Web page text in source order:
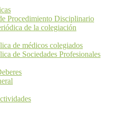
Procedimiento Disciplinario
de la colegiación
de médicos colegiados
de Sociedades Profesionales